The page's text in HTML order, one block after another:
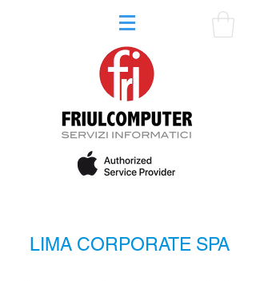
LIMA CORPORATE SPA